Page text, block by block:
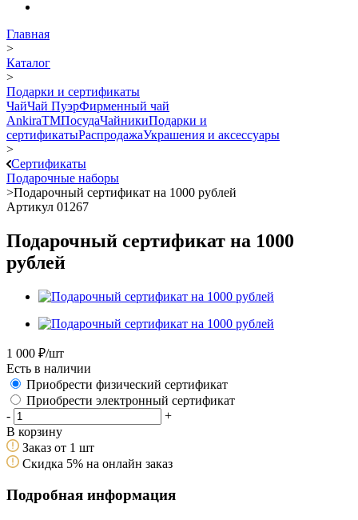
Главная
>
Каталог
>
Подарки и сертификаты
ЧайЧай ПуэрФирменный чай
AnkiraTMПосудаЧайникиПодарки и
сертификатыРаспродажаУкрашения и аксессуары
>
Сертификаты
Подарочные наборы
>Подарочный сертификат на 1000 рублей
Артикул 01267
Подарочный сертификат на 1000
рублей
1 000 ₽/шт
Есть в наличии
Приобрести физический сертификат
Приобрести электронный сертификат
-
+
В корзину
Заказ от 1 шт
Скидка 5% на онлайн заказ
Подробная информация